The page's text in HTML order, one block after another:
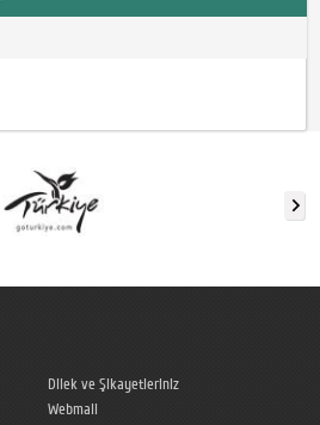
Dilek ve Şikayetleriniz
Webmail